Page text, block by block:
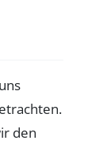
den